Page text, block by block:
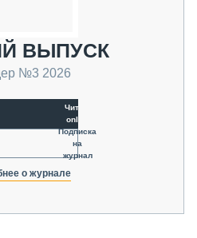
ВЫПУСК
№3 2026
Читать
online
Подписка
на
журнал
о журнале